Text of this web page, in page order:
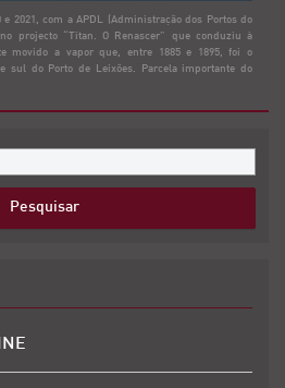
2021, com a APDL (Administração dos Portos do
projecto “Titan. O Renascer” que conduziu à
movido a vapor que, entre 1885 e 1895, foi o
sul do Porto de Leixões. Parcela importante do